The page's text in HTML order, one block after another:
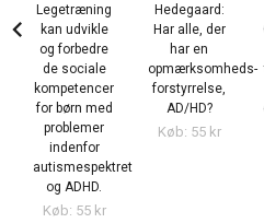
chevron_left
Legetræning
kan udvikle
og forbedre
de sociale
kompetencer
for børn med
problemer
indenfor
autismespektret
og ADHD.
Køb: 55 kr
Hedegaard:
Har alle, der
har en
opmærksomheds­
forstyrrelse,
AD/HD?
Køb: 55 kr